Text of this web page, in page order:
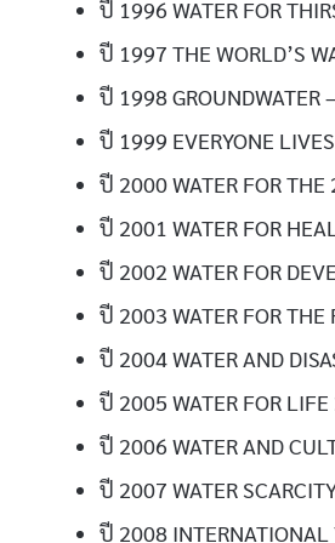
ปี 1996 WATER FOR
ปี 1997 THE WORLD’S
ปี 1998 GROUNDWATER
ปี 1999 EVERYONE
ปี 2000 WATER FOR THE
ปี 2001 WATER FOR
ปี 2002 WATER FOR
ปี 2003 WATER FOR THE
ปี 2004 WATER AND
ปี 2005 WATER FOR
ปี 2006 WATER AND
ปี 2007 WATER
ปี 2008 INTERNATIONAL